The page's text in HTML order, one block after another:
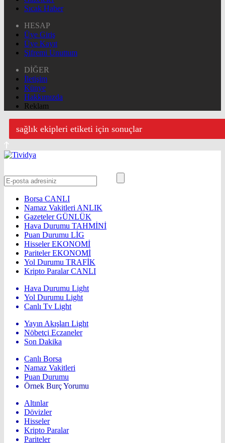
Sıcak Haber
HESAP
Üye Giriş
Üye Kayıt
Şifremi Unuttum
DİĞER
İletişim
Künye
Hakkımızda
Reklam
sağlık ekipleri etiketi için sonuçlar
Borsa CANLI
Namaz Vakitleri ANLIK
GazetelerGÜNLÜK
Hava Durumu TAHMİNİ
Puan Durumu LİG
HisselerEKONOMİ
ParitelerEKONOMİ
Yol Durumu TRAFİK
Kripto ParalarCANLI
Hava Durumu Light
Yol Durumu Light
Canlı Tv Light
Yayın Akışları Light
Nöbetçi Eczaneler
Son Dakika
Canlı Borsa
Namaz Vakitleri
Puan Durumu
Örnek Burç Yorumu
Altınlar
Dövizler
Hisseler
Kripto Paralar
Pariteler